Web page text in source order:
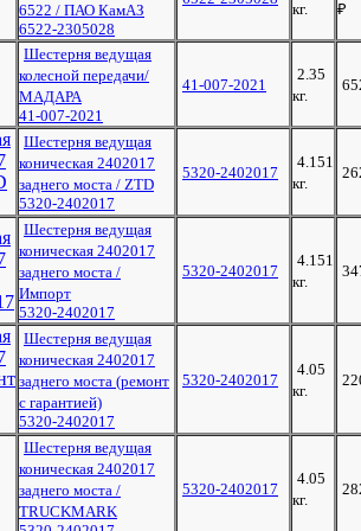
6522 / ПАО КамАЗ
6522-2305028
кг.
₽
Шестерня ведущая
колесной передачи/
МАДАРА
41-007-2021
41-007-2021
2.35
кг.
Шестерня ведущая
коническая 2402017
заднего моста / ZTD
5320-2402017
5320-2402017
4.151
кг.
Шестерня ведущая
коническая 2402017
заднего моста /
Импорт
5320-2402017
5320-2402017
4.151
кг.
Шестерня ведущая
коническая 2402017
заднего моста (ремонт
с гарантией)
5320-2402017
5320-2402017
4.05
кг.
Шестерня ведущая
коническая 2402017
заднего моста /
TRUCKMARK
5320-2402017
4.05
кг.